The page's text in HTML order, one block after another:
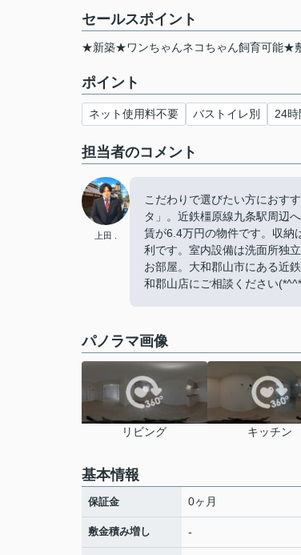
セールスポイント
★新築★ワンちゃんネコちゃん飼育可能★
ポイント
ネット使用料不要 バストイレ別 24
担当者のコメント
上田 .
こだわりで選びたい方におす
タ」。近鉄橿原線九条駅周辺
賃が6.4万円の物件です。収納
利です。室内設備は洗面所独
お部屋。大和郡山市にある近
和郡山店にご相談ください
パノラマ画像
リビング キッチン
基本情報
保証金 0ヶ月
敷金積み増し -